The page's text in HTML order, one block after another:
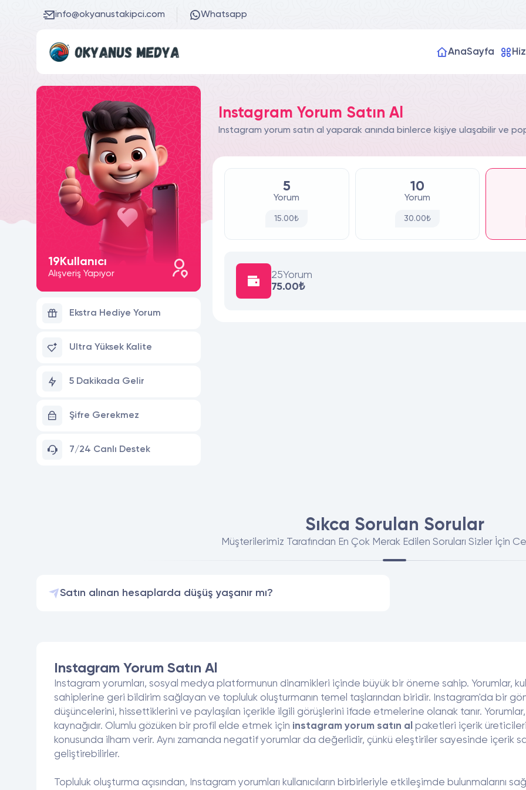
info@okyanustakipci.com Whatsapp
AnaSayfa
Instagram Yorum Satın Al
Instagram yorum satın al yaparak anında binlerce kişiye ulaşabilir ve
19Kullanıcı
Alışveriş Yapıyor
Ekstra Hediye Yorum
Ultra Yüksek Kalite
5 Dakikada Gelir
Şifre Gerekmez
7/24 Canlı Destek
5
Yorum
15.00₺
10
Yorum
30.00₺
25Yorum
75.00₺
Sıkca Sorulan Sorular
Müşterilerimiz Tarafından En Çok Merak Edilen Soruları Sizler İçin
Satın alınan hesaplarda düşüş yaşanır mı?
Instagram Yorum Satın Al
Instagram yorumları, sosyal medya platformunun dinamikleri içinde büyük bir öneme sahip. Yorumlar,
sahiplerine geri bildirim sağlayan ve topluluk oluşturmanın temel taşlarından biridir. Instagram'da bir
düşüncelerini, hissettiklerini ve paylaşılan içerikle ilgili görüşlerini ifade etmelerine olanak tanır.
kaynağıdır. Olumlu gözüken bir profil elde etmek için instagram yorum satın al paketleri içerik
konusunda ilham verir. Aynı zamanda negatif yorumlar da değerlidir, çünkü eleştiriler sayesinde içerik
geliştirebilirler.
Topluluk oluşturma açısından, Instagram yorumları kullanıcıların birbirleriyle etkileşimde bulunmalarını